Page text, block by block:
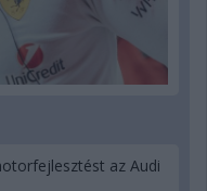
az Audi